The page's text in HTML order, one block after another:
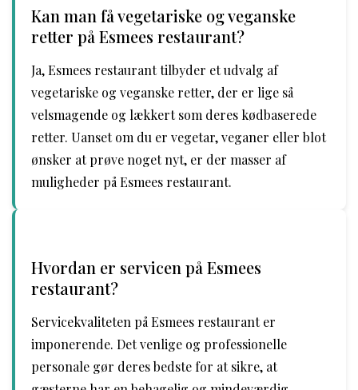
Kan man få vegetariske og veganske
retter på Esmees restaurant?
Ja, Esmees restaurant tilbyder et udvalg af
vegetariske og veganske retter, der er lige så
velsmagende og lækkert som deres kødbaserede
retter. Uanset om du er vegetar, veganer eller blot
ønsker at prøve noget nyt, er der masser af
muligheder på Esmees restaurant.
Hvordan er servicen på Esmees
restaurant?
Servicekvaliteten på Esmees restaurant er
imponerende. Det venlige og professionelle
personale gør deres bedste for at sikre, at